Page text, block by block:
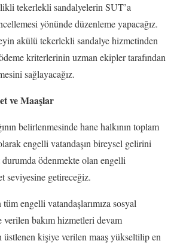
tekerlekli sandalyelerin SUT’a
yönünde düzenleme yapacağız.
akülü tekerlekli sandalye hizmetinden
kriterlerinin uzman ekipler tarafından
sağlayacağız.
ve Maaşlar
belirlenmesinde hane halkının toplam
engelli vatandaşın bireysel gelirini
durumda ödenmekte olan engelli
seviyesine getireceğiz.
engelli vatandaşlarımıza sosyal
bakım hizmetleri devam
üstlenen kişiye verilen maaş yükseltilip en